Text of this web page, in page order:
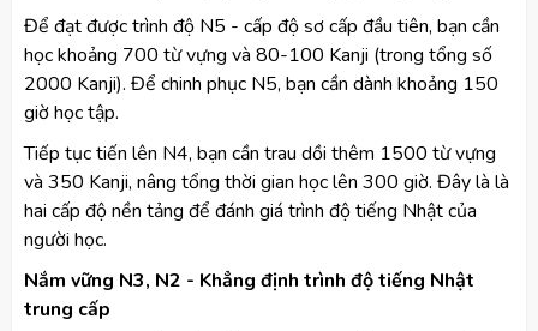
Để đạt được trình độ N5 - cấp độ sơ cấp đầu tiên, bạn cần
học khoảng 700 từ vựng và 80-100 Kanji (trong tổng số
2000 Kanji). Để chinh phục N5, bạn cần dành khoảng 150
giờ học tập.
Tiếp tục tiến lên N4, bạn cần trau dồi thêm 1500 từ vựng
và 350 Kanji, nâng tổng thời gian học lên 300 giờ. Đây là là
hai cấp độ nền tảng để đánh giá trình độ tiếng Nhật của
người học.
Nắm vững N3, N2 - Khẳng định trình độ tiếng Nhật
trung cấp